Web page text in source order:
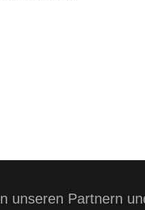
unseren Partnern